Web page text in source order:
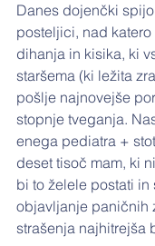
Danes dojenčki
posteljici, nad katero
dihanja in kisika, ki
staršema (ki ležita
pošlje najnovejše
stopnje tveganja.
enega pediatra +
deset tisoč mam, ki
bi to želele postati in
objavljanje paničnih
strašenja najhitrejša